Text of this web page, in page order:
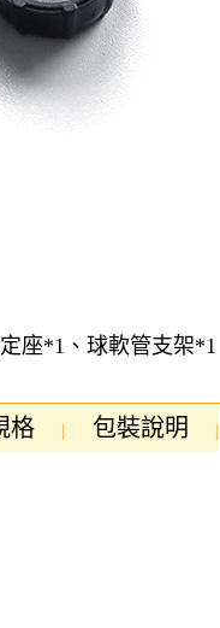
座*1、球軟管支架*1
格 包裝說明